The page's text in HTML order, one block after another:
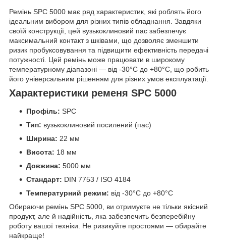
Ремінь SPC 5000 має ряд характеристик, які роблять його
ідеальним вибором для різних типів обладнання. Завдяки
своїй конструкції, цей вузькоклиновий пас забезпечує
максимальний контакт з шківами, що дозволяє зменшити
ризик пробуксовування та підвищити ефективність передачі
потужності. Цей ремінь може працювати в широкому
температурному діапазоні — від -30°C до +80°C, що робить
його універсальним рішенням для різних умов експлуатації.
Характеристики ременя SPC 5000
Профіль: SPC
Тип: вузькоклиновий посилений (пас)
Ширина: 22 мм
Висота: 18 мм
Довжина: 5000 мм
Стандарт: DIN 7753 / ISO 4184
Температурний режим: від -30°C до +80°C
Обираючи ремінь SPC 5000, ви отримуєте не тільки якісний
продукт, але й надійність, яка забезпечить безперебійну
роботу вашої техніки. Не ризикуйте простоями — обирайте
найкраще!